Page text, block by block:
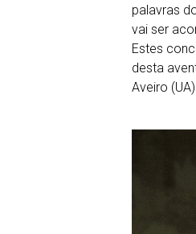
palavras
vai ser
Estes
desta
Aveiro